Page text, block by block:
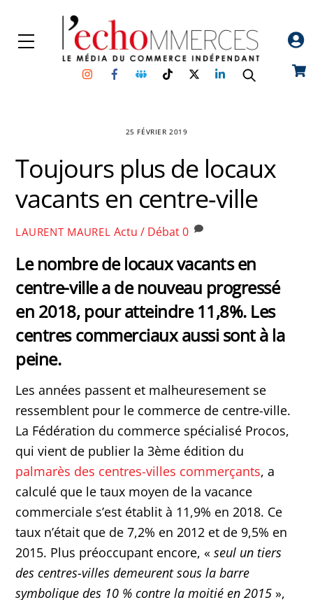
content
Menu
InstagramFacebookGroupe
Facebook
TikTokTwitterLinkedin
25 FÉVRIER 2019
Toujours plus de locaux
vacants en centre-ville
LAURENT MAUREL Actu / Débat0
Le nombre de locaux vacants en
centre-ville a de nouveau progressé
en 2018, pour atteindre 11,8%. Les
centres commerciaux aussi sont à la
peine.
Les années passent et malheuresement se
ressemblent pour le commerce de centre-ville.
La Fédération du commerce spécialisé Procos,
qui vient de publier la 3ème édition du
palmarès des centres-villes commerçants, a
calculé que le taux moyen de la vacance
commerciale s’est établit à 11,9% en 2018. Ce
taux n’était que de 7,2% en 2012 et de 9,5% en
2015. Plus préoccupant encore, «seul un tiers
des centres-villes demeurent sous la barre
symbolique des 10 % contre la moitié en 2015 »,